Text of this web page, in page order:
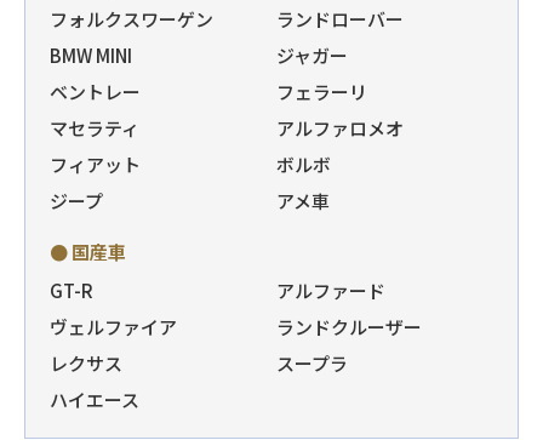
フォルクスワーゲン
ランドローバー
BMW MINI
ジャガー
ベントレー
フェラーリ
マセラティ
アルファロメオ
フィアット
ボルボ
ジープ
アメ車
● 国産車
GT-R
アルファード
ヴェルファイア
ランドクルーザー
レクサス
スープラ
ハイエース